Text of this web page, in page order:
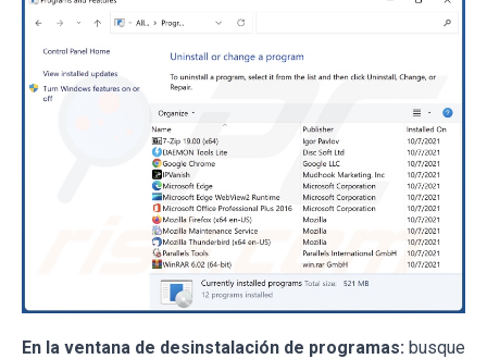
En la ventana de desinstalación de programas: busque